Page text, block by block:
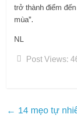
trở thành điểm
mùa”.
NL
Post Views:
← 14 mẹo tự